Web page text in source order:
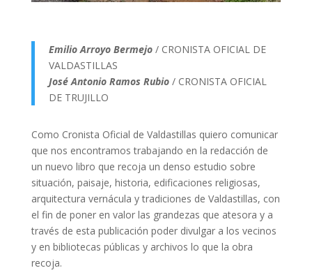
Emilio Arroyo Bermejo/ CRONISTA OFICIAL DE
VALDASTILLAS
José Antonio Ramos Rubio/ CRONISTA OFICIAL
DE TRUJILLO
Como Cronista Oficial de Valdastillas quiero comunicar
que nos encontramos trabajando en la redacción de
un nuevo libro que recoja un denso estudio sobre
situación, paisaje, historia, edificaciones religiosas,
arquitectura vernácula y tradiciones de Valdastillas, con
el fin de poner en valor las grandezas que atesora y a
través de esta publicación poder divulgar a los vecinos
y en bibliotecas públicas y archivos lo que la obra
recoja.